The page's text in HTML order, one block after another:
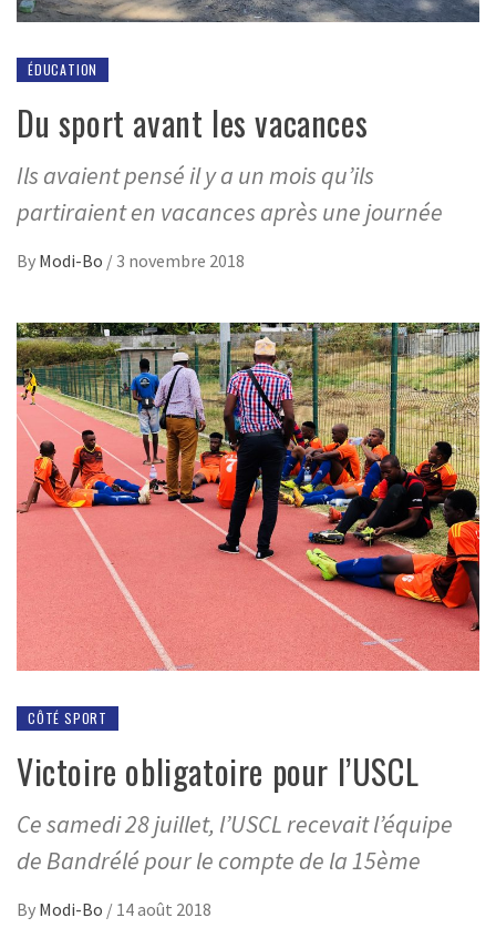
ÉDUCATION
Du sport avant les vacances
Ils avaient pensé il y a un mois qu’ils
partiraient en vacances après une journée
By Modi-Bo / 3 novembre 2018
CÔTÉ SPORT
Victoire obligatoire pour l’USCL
Ce samedi 28 juillet, l’USCL recevait l’équipe
de Bandrélé pour le compte de la 15ème
By Modi-Bo / 14 août 2018